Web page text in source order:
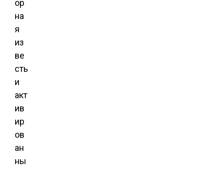
ор
на
я
из
ве
сть
и
акт
ив
ир
ов
ан
ны